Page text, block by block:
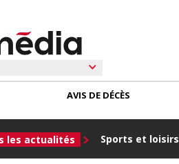
les actualités Sports et loisirs
AVIS DE DÉCÈS